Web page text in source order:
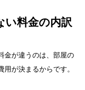
い料金の内訳
金が違うのは、部屋の
が決まるからです。